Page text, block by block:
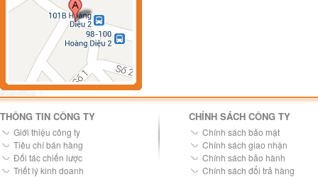
THÔNG TIN CÔNG TY
Giới thiệu công ty
Tiêu chí bán hàng
Đối tác chiến lược
Triết lý kinh doanh
CHÍNH SÁCH CÔNG TY
Chính sách bảo mật
Chính sách giao nhận
Chính sách bảo hành
Chính sách đổi trả hàng